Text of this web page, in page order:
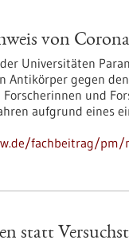
von
Universitäten
gegen den
und
aufgrund eines
fachbeitrag/pm/
statt